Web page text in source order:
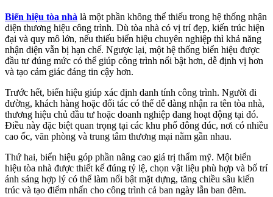
Biển hiệu tòa nhà là một phần không thể thiếu trong hệ thống nhận
diện thương hiệu công trình. Dù tòa nhà có vị trí đẹp, kiến trúc hiện
đại và quy mô lớn, nếu thiếu biển hiệu chuyên nghiệp thì khả năng
nhận diện vẫn bị hạn chế. Ngược lại, một hệ thống biển hiệu được
đầu tư đúng mức có thể giúp công trình nổi bật hơn, dễ định vị hơn
và tạo cảm giác đáng tin cậy hơn.
Trước hết, biển hiệu giúp xác định danh tính công trình. Người đi
đường, khách hàng hoặc đối tác có thể dễ dàng nhận ra tên tòa nhà,
thương hiệu chủ đầu tư hoặc doanh nghiệp đang hoạt động tại đó.
Điều này đặc biệt quan trọng tại các khu phố đông đúc, nơi có nhiều
cao ốc, văn phòng và trung tâm thương mại nằm gần nhau.
Thứ hai, biển hiệu góp phần nâng cao giá trị thẩm mỹ. Một biển
hiệu tòa nhà được thiết kế đúng tỷ lệ, chọn vật liệu phù hợp và bố trí
ánh sáng hợp lý có thể làm nổi bật mặt dựng, tăng chiều sâu kiến
trúc và tạo điểm nhấn cho công trình cả ban ngày lẫn ban đêm.